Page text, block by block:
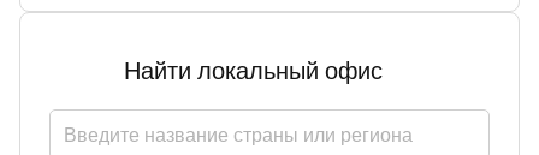
Найти локальный офис
Выбрать страну или регион